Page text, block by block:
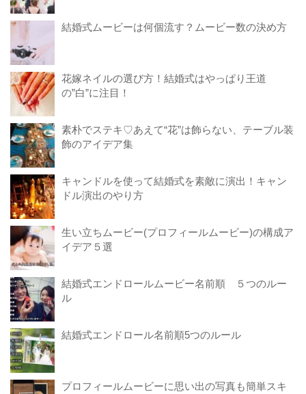
結婚式ムービーは何個流す？ムービー数の決め方
花嫁ネイルの選び方！結婚式はやっぱり王道
の”白”に注目！
素朴でステキ♡あえて“花”は飾らない、テーブル装
飾のアイデア集
キャンドルを使って結婚式を素敵に演出！キャン
ドル演出のやり方
生い立ちムービー(プロフィールムービー)の構成ア
イデア５選
結婚式エンドロールムービー名前順 ５つのルー
ル
結婚式エンドロール名前順5つのルール
プロフィールムービーに思い出の写真も簡単スキ